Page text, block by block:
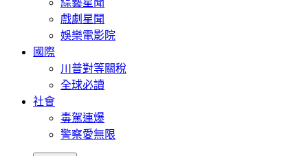
綜藝星聞
戲劇星聞
娛樂電影院
國際
川普對等關稅
全球必讀
社會
毒駕連爆
警察愛無限